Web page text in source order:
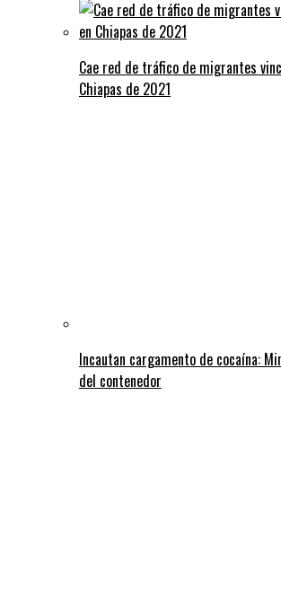
Cae red de tráfico de migrantes
Chiapas de 2021
Incautan cargamento de cocaína:
del contenedor